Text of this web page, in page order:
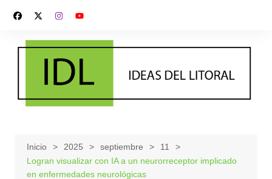
contenido
Inicio 2025 septiembre
11
Logran visualizar con IA a un neurorreceptor implicado
en enfermedades neurológicas